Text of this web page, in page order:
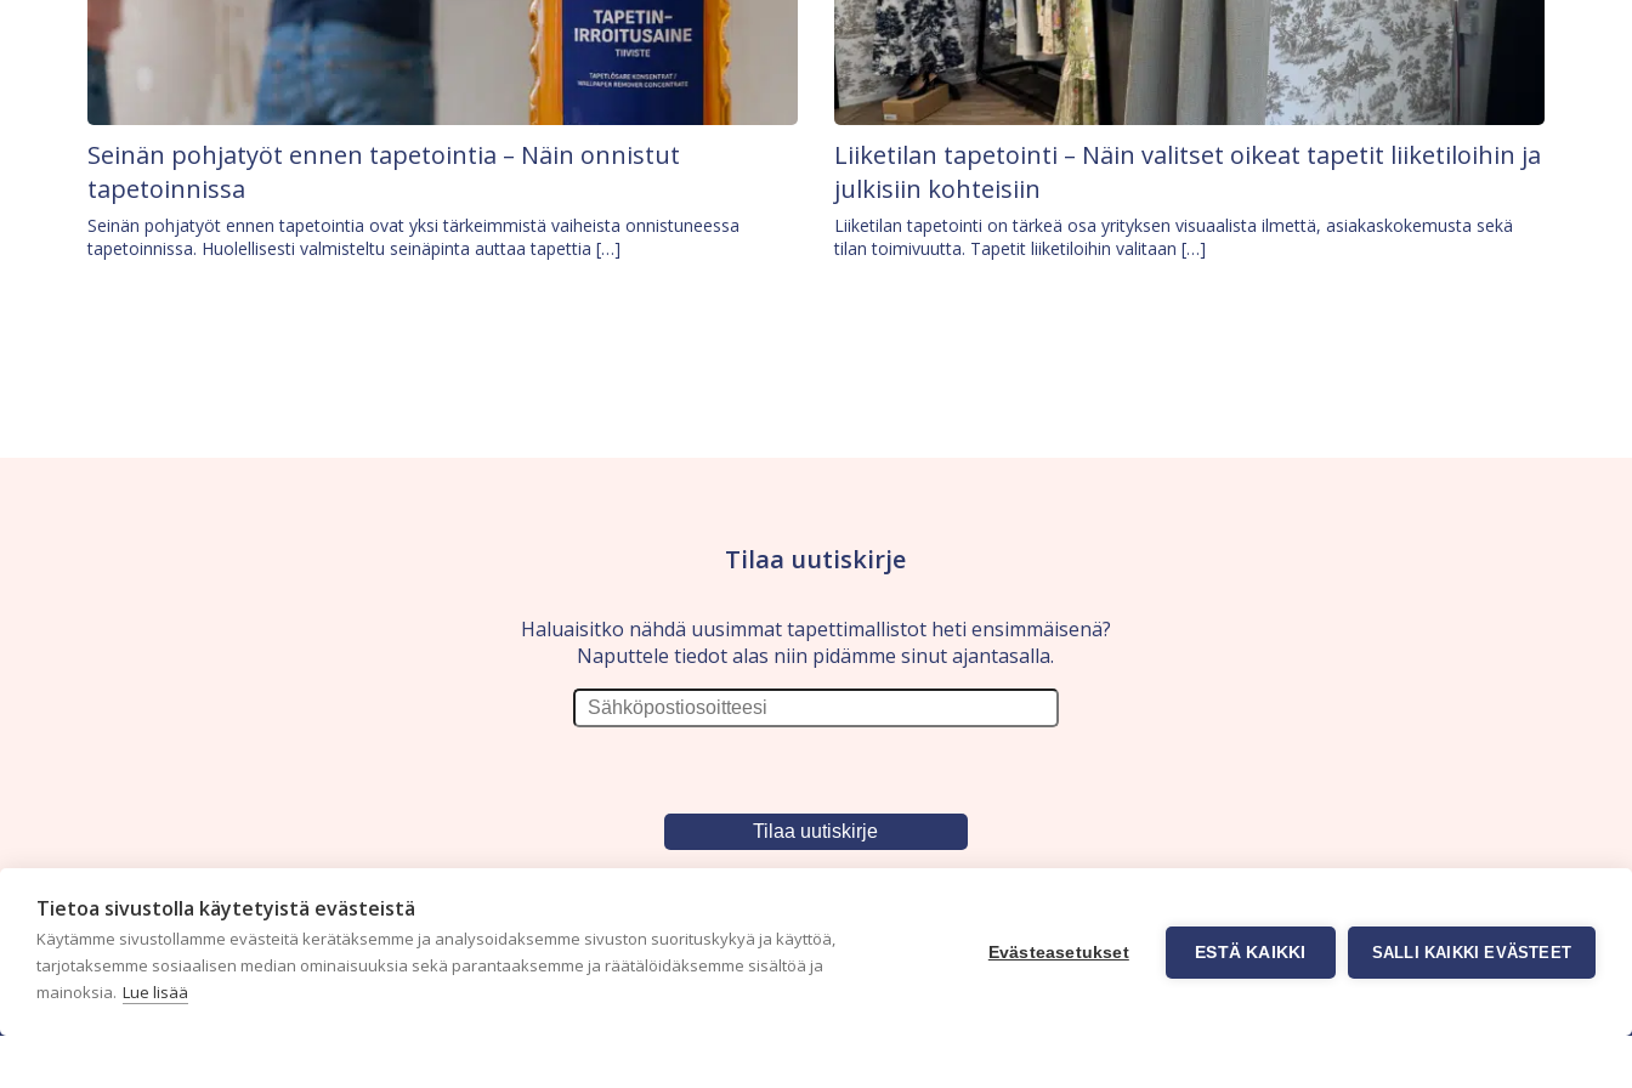
Tietoa sivustolla käytetyistä evästeistä
Käytämme sivustollamme evästeitä kerätäksemme ja analysoidaksemme sivuston suorituskykyä ja käyttöä,
tarjotaksemme sosiaalisen median ominaisuuksia sekä parantaaksemme ja räätälöidäksemme sisältöä ja
mainoksia. Lue lisää
Evästeasetukset ESTÄ KAIKKI SALLI KAIKKI EVÄSTEET
Seinän pohjatyöt ennen tapetointia – Näin onnistut
tapetoinnissa
Seinän pohjatyöt ennen tapetointia ovat yksi tärkeimmistä vaiheista onnistuneessa
tapetoinnissa. Huolellisesti valmisteltu seinäpinta auttaa tapettia […]
Liiketilan tapetointi – Näin valitset oikeat tapetit liiketiloihin ja
julkisiin kohteisiin
Liiketilan tapetointi on tärkeä osa yrityksen visuaalista ilmettä, asiakaskokemusta sekä
tilan toimivuutta. Tapetit liiketiloihin valitaan […]
Tilaa uutiskirje
Haluaisitko nähdä uusimmat tapettimallistot heti ensimmäisenä?
Naputtele tiedot alas niin pidämme sinut ajantasalla.